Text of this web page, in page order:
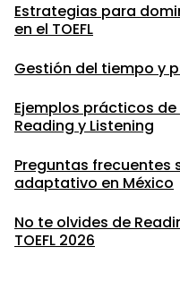
Estrategias para
en el TOEFL
Gestión del tiempo y
Ejemplos prácticos
Reading y Listening
Preguntas frecuentes
adaptativo en México
No te olvides de
TOEFL 2026